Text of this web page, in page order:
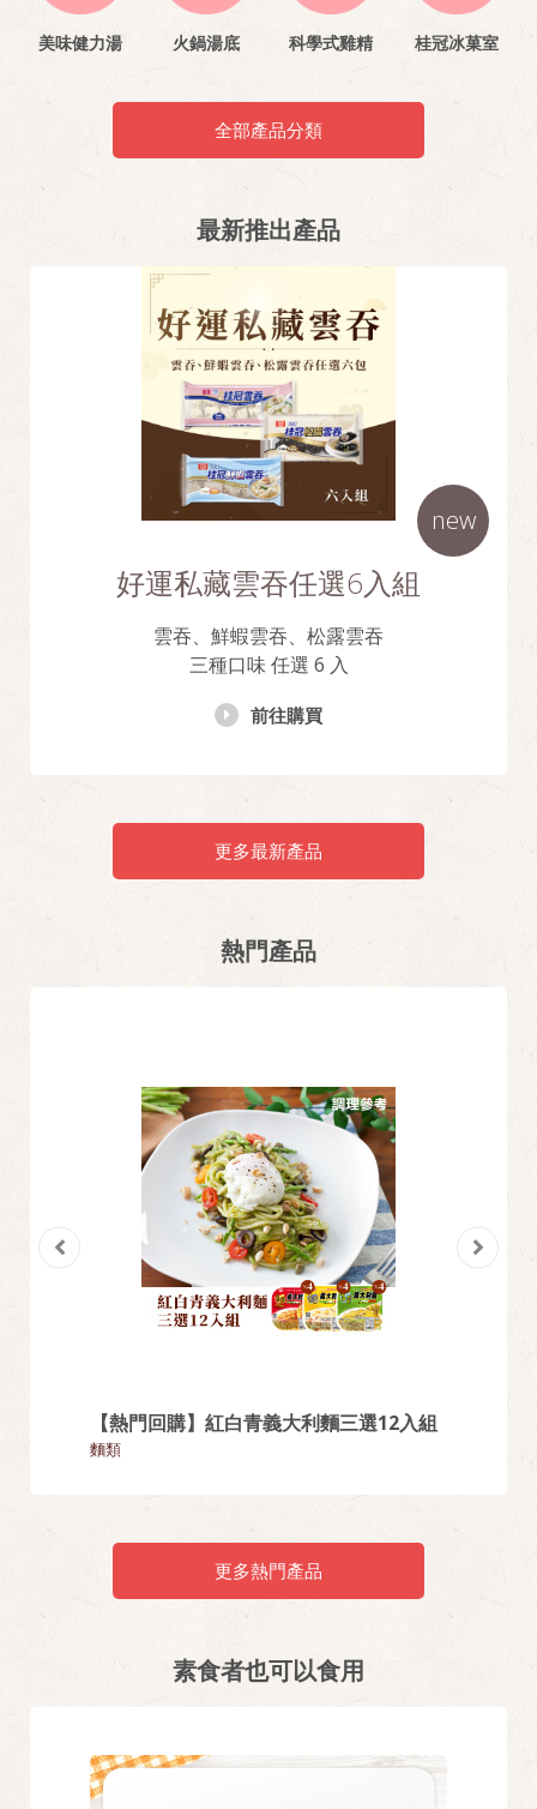
美味健力湯 火鍋湯底 科學式雞精 桂冠冰菓室
全部產品分類
最新推出產品
好運私藏雲吞任選6入組
雲吞、鮮蝦雲吞、松露雲吞
三種口味 任選 6 入
前往購買
new
更多最新產品
熱門產品
【熱門回購】紅白青義大利麵三選12入組
麵類
更多熱門產品
素食者也可以食用